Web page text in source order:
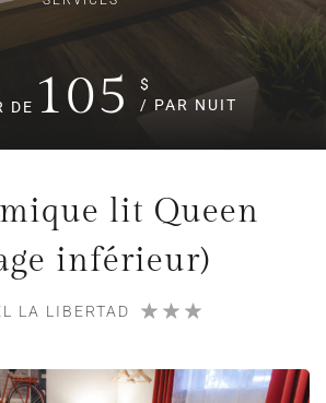
DE 105
$
/ PAR NUIT
lit Queen
inférieur)
LA LIBERTAD